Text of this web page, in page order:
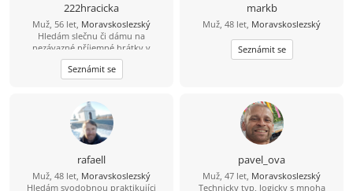
222hracicka
Muž, 56 let, Moravskoslezský
Hledám slečnu či dámu na
nezávazné příjemné hrátky v
dopoledních hodinách. Žádné
následné komplikace! :-D Ostravsko
Seznámit se
markb
Muž, 48 let, Moravskoslezský
Seznámit se
rafaell
Muž, 48 let, Moravskoslezský
Hledám svodobnou praktikujíci
pavel_ova
Muž, 47 let, Moravskoslezský
Technicky typ, logicky s mnoha